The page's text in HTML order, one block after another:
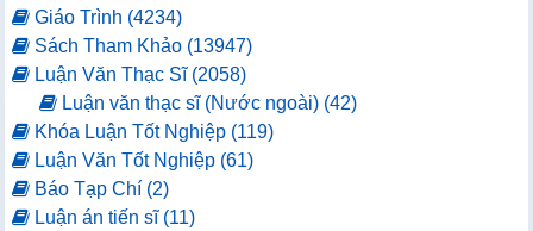
Giáo Trình (4234)
Sách Tham Khảo (13947)
Luận Văn Thạc Sĩ (2058)
Luận văn thạc sĩ (Nước ngoài) (42)
Khóa Luận Tốt Nghiệp (119)
Luận Văn Tốt Nghiệp (61)
Báo Tạp Chí (2)
Luận án tiến sĩ (11)